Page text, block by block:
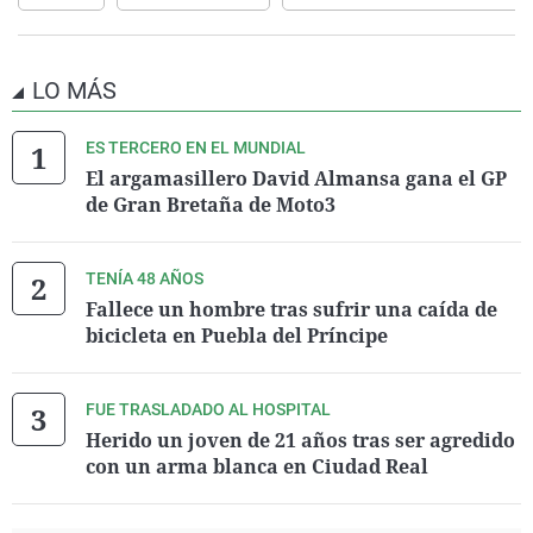
LO MÁS
ES TERCERO EN EL MUNDIAL
El argamasillero David Almansa gana el GP
de Gran Bretaña de Moto3
TENÍA 48 AÑOS
Fallece un hombre tras sufrir una caída de
bicicleta en Puebla del Príncipe
FUE TRASLADADO AL HOSPITAL
Herido un joven de 21 años tras ser agredido
con un arma blanca en Ciudad Real